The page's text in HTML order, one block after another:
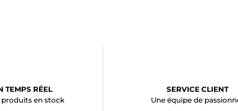
TEMPS RÉEL
produits en stock
SERVICE CLIENT
Une équipe de